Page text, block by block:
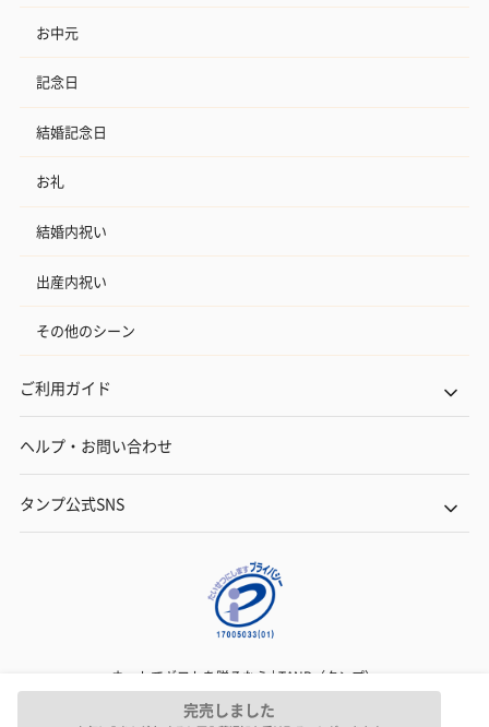
完売しました
お中元
記念日
結婚記念日
お礼
結婚内祝い
出産内祝い
その他のシーン
ご利用ガイド
ヘルプ・お問い合わせ
タンプ公式SNS
ネットでギフトを贈るなら | TANP（タンプ）
Copyright© TANP Inc.